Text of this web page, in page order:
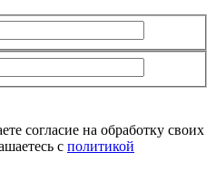
согласие на обработку своих
с политикой